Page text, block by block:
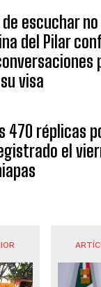
escuchar
del Pilar
visa
470 réplicas
el